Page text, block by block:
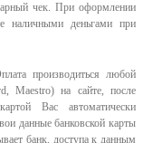
чек. При оформлении
наличными деньгами при
производиться любой
Maestro) на сайте, после
Вас автоматически
данные банковской карты
банк, доступа к данным